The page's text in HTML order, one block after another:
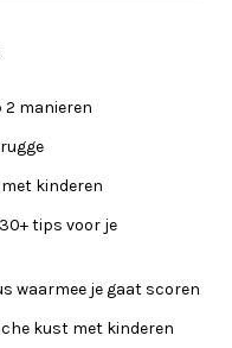
2 manieren
met kinderen
tips voor je
waarmee je gaat scoren
kust met kinderen